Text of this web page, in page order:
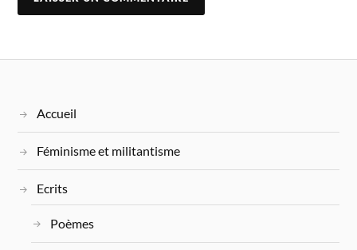
Accueil
Féminisme et militantisme
Ecrits
Poèmes